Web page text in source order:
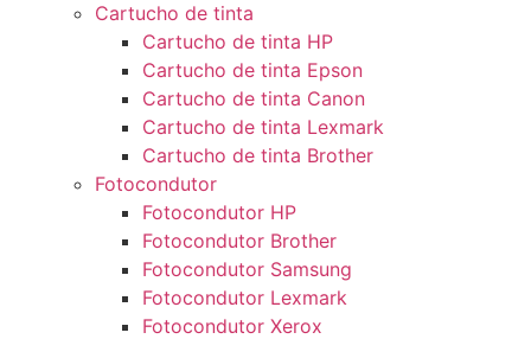
Cartucho de tinta
Cartucho de tinta HP
Cartucho de tinta Epson
Cartucho de tinta Canon
Cartucho de tinta Lexmark
Cartucho de tinta Brother
Fotocondutor
Fotocondutor HP
Fotocondutor Brother
Fotocondutor Samsung
Fotocondutor Lexmark
Fotocondutor Xerox